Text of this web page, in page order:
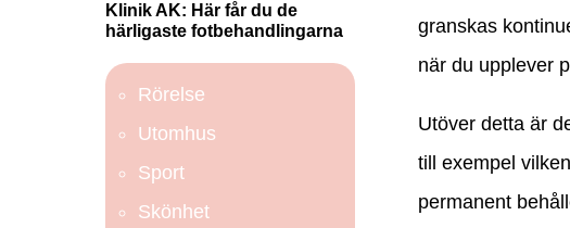
granskas
när du upplever
Utöver detta är
till exempel
permanent
Klinik AK: Här får du de
härligaste fotbehandlingarna
Rörelse
Utomhus
Sport
Skönhet